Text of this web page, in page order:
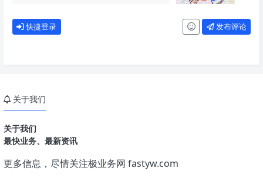
快捷登录 发布评论
关于我们
关于我们
最快业务、最新资讯
更多信息，尽情关注极业务网 fastyw.com